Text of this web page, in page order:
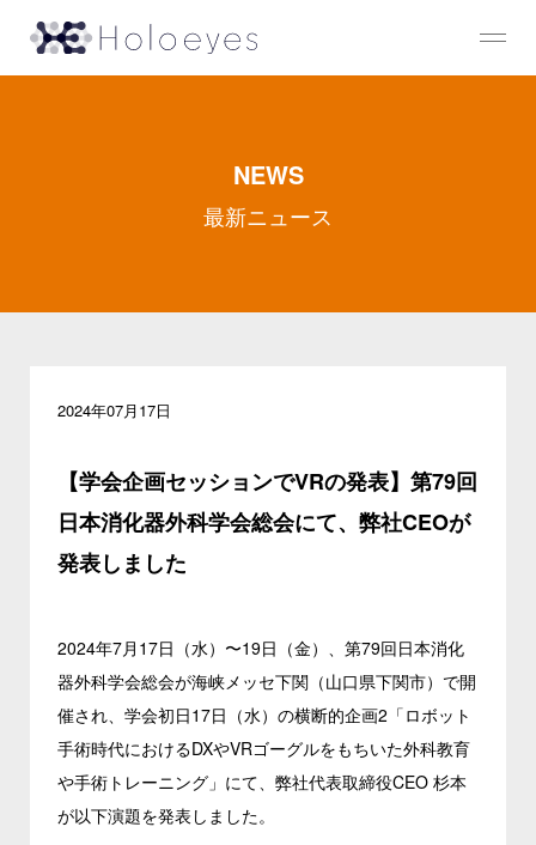
NEWS
最新ニュース
2024年07月17日
【学会企画セッションでVRの発表】第79回
日本消化器外科学会総会にて、弊社CEOが
発表しました
2024年7月17日（水）〜19日（金）、第79回日本消化
器外科学会総会が海峡メッセ下関（山口県下関市）で開
催され、学会初日17日（水）の横断的企画2「ロボット
手術時代におけるDXやVRゴーグルをもちいた外科教育
や手術トレーニング」にて、弊社代表取締役CEO 杉本
が以下演題を発表しました。